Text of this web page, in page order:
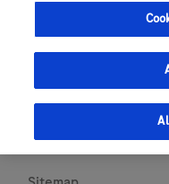
Cookie-Einstellungen
Urheberrecht
Newsletter